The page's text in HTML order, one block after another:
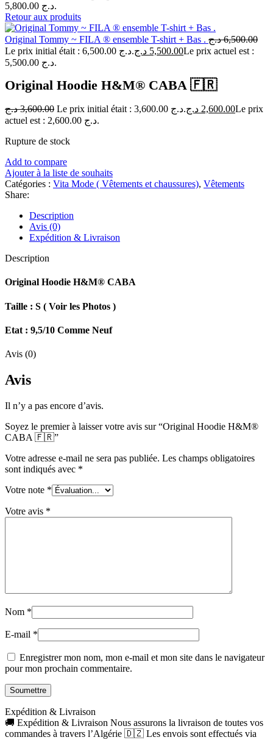
5,800.00 د.ج.
Retour aux produits
Original Tommy ~ FILA ® ensemble T-shirt + Bas . 6,500.00 د.ج
Le prix initial était : 6,500.00 د.ج.
5,500.00 د.ج
Le prix actuel est :
5,500.00 د.ج.
Original Hoodie H&M® CABA 🇫🇷
3,600.00 د.ج Le prix initial était : 3,600.00 د.ج. 2,600.00 د.ج
Le prix
actuel est : 2,600.00 د.ج.
Rupture de stock
Add to compare
Ajouter à la liste de souhaits
Catégories : Vita Mode ( Vêtements et chaussures), Vêtements
Share:
Description
Avis (0)
Expédition & Livraison
Description
Original Hoodie H&M® CABA
Taille : S ( Voir les Photos )
Etat : 9,5/10 Comme Neuf
Avis (0)
Avis
Il n’y a pas encore d’avis.
Soyez le premier à laisser votre avis sur “Original Hoodie H&M®
CABA 🇫🇷”
Votre adresse e-mail ne sera pas publiée. Les champs obligatoires
sont indiqués avec *
Votre note *
Votre avis *
Nom *
E-mail *
Enregistrer mon nom, mon e-mail et mon site dans le navigateur
pour mon prochain commentaire.
Expédition & Livraison
🚚 Expédition & Livraison Nous assurons la livraison de toutes vos
commandes à travers l’Algérie 🇩🇿 Les envois sont effectués via